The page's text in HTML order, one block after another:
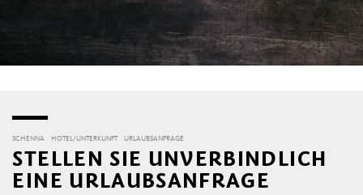
SCHENNA HOTEL/UNTERKUNFT URLAUBSANFRAGE
STELLEN SIE UNVERBINDLICH
EINE URLAUBSANFRAGE